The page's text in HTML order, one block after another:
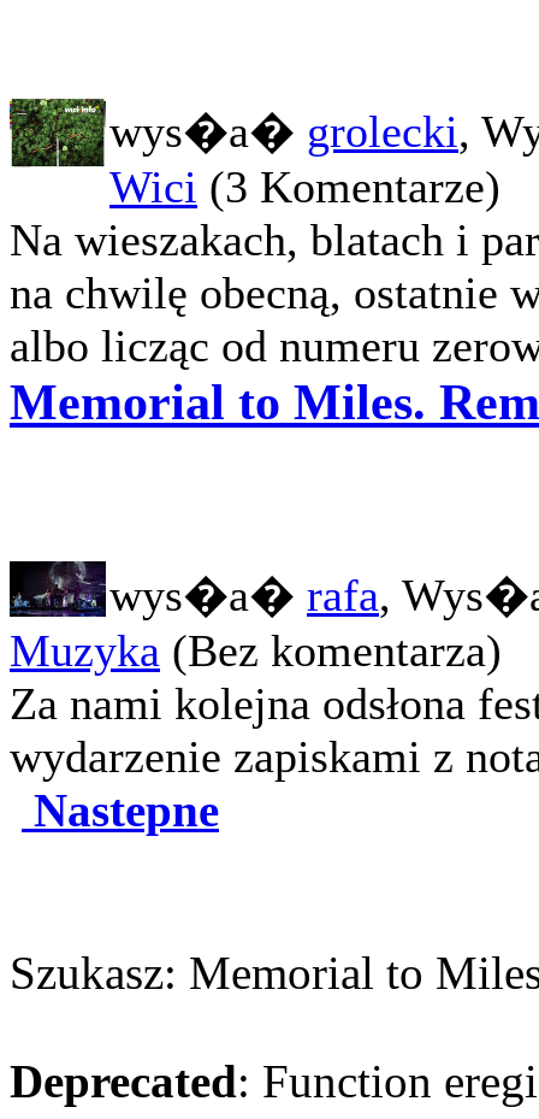
wys�a� grolecki,
Wici (3 Komentarze)
Na wieszakach, blatach i
na chwilę obecną, ostatnie
albo licząc od numeru
Memorial to Miles.
wys�a� rafa,
Muzyka (Bez komentarza)
Za nami kolejna odsłona
wydarzenie zapiskami z
Nastepne
Szukasz: Memorial to
Deprecated: Function